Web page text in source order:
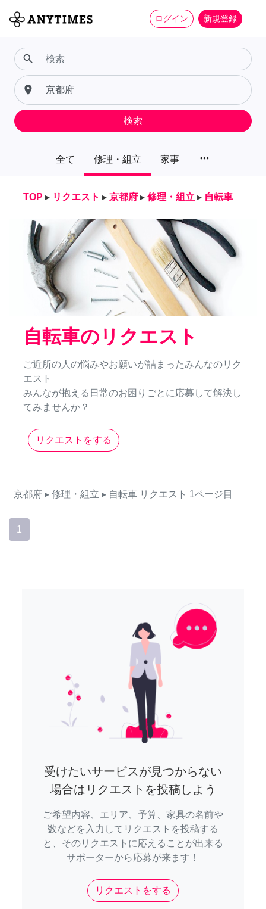
ログイン 新規登録
全て 修理・組立 家事 more_horiz
search
place
検索
TOP ▸ リクエスト ▸ 京都府 ▸ 修理・組立 ▸ 自転車
自転車のリクエスト
ご近所の人の悩みやお願いが詰まったみんなのリク
エスト
みんなが抱える日常のお困りごとに応募して解決し
てみませんか？
リクエストをする
京都府 ▸ 修理・組立 ▸ 自転車 リクエスト 1ページ目
1
受けたいサービスが見つからない
場合はリクエストを投稿しよう
ご希望内容、エリア、予算、家具の名前や
数などを入力してリクエストを投稿する
と、そのリクエストに応えることが出来る
サポーターから応募が来ます！
リクエストをする